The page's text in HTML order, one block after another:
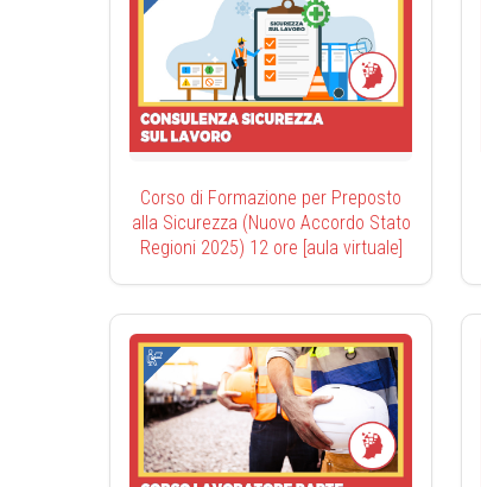
Corso di Formazione per Preposto
alla Sicurezza (Nuovo Accordo Stato
Regioni 2025) 12 ore [aula virtuale]